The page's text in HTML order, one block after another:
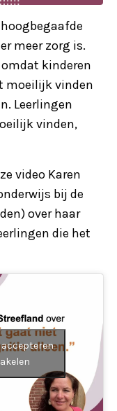
meer zorg is.
kinderen
moeilijk vinden
Leerlingen
vinden,
video Karen
bij de
over haar
die het